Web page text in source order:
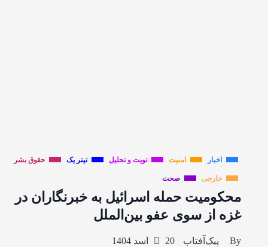
اخبار امنیت تویت و تحلیل تیتر یک حقوق بشر
خارجی صحت
محکومیت حمله اسرائیل به خبرنگاران در
غزه از سوی عفو بین‌الملل
By پیک‌آفتاب 20 اسد 1404